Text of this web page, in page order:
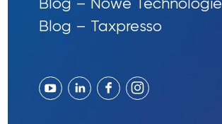
Blog – Taxpresso